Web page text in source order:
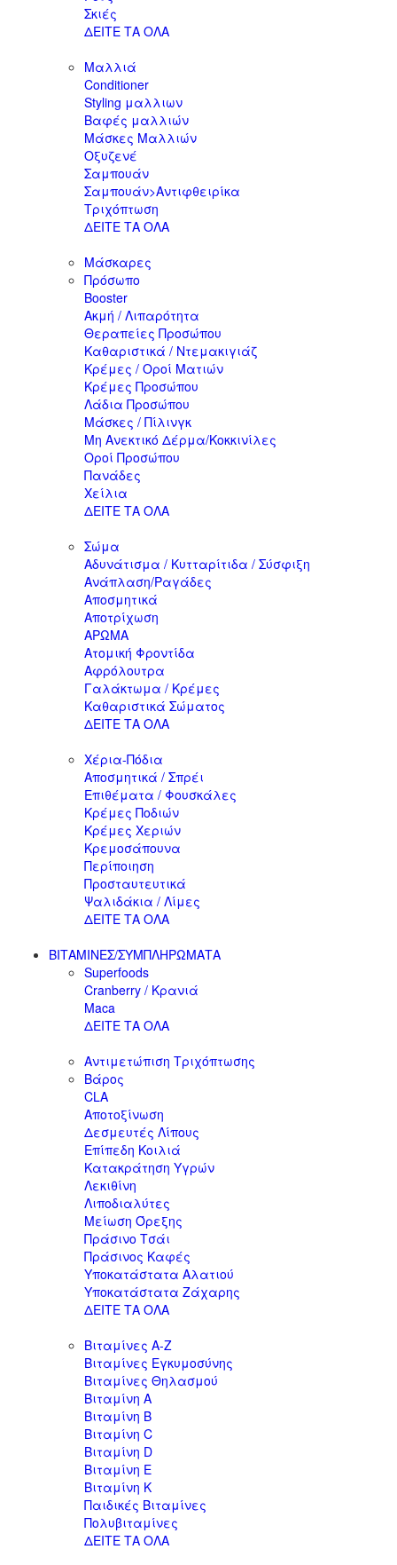
Σκιές
ΔΕΙΤΕ ΤΑ ΟΛΑ
Μαλλιά
Conditioner
Styling μαλλιων
Βαφές μαλλιών
Μάσκες Μαλλιών
Οξυζενέ
Σαμπουάν
Σαμπουάν>Αντιφθειρίκα
Τριχόπτωση
ΔΕΙΤΕ ΤΑ ΟΛΑ
Μάσκαρες
Πρόσωπο
Booster
Ακμή / Λιπαρότητα
Θεραπείες Προσώπου
Καθαριστικά / Ντεμακιγιάζ
Κρέμες / Οροί Ματιών
Κρέμες Προσώπου
Λάδια Προσώπου
Μάσκες / Πίλινγκ
Μη Ανεκτικό Δέρμα/Κοκκινίλες
Οροί Προσώπου
Πανάδες
Χείλια
ΔΕΙΤΕ ΤΑ ΟΛΑ
Σώμα
Αδυνάτισμα / Κυτταρίτιδα / Σύσφιξη
Ανάπλαση/Ραγάδες
Αποσμητικά
Αποτρίχωση
ΑΡΩΜΑ
Ατομική Φροντίδα
Αφρόλουτρα
Γαλάκτωμα / Κρέμες
Καθαριστικά Σώματος
ΔΕΙΤΕ ΤΑ ΟΛΑ
Χέρια-Πόδια
Αποσμητικά / Σπρέι
Επιθέματα / Φουσκάλες
Κρέμες Ποδιών
Κρέμες Χεριών
Κρεμοσάπουνα
Περίποιηση
Προσταυτευτικά
Ψαλιδάκια / Λίμες
ΔΕΙΤΕ ΤΑ ΟΛΑ
ΒΙΤΑΜΙΝΕΣ/ΣΥΜΠΛΗΡΩΜΑΤΑ
Superfoods
Cranberry / Κρανιά
Maca
ΔΕΙΤΕ ΤΑ ΟΛΑ
Αντιμετώπιση Τριχόπτωσης
Βάρος
CLA
Αποτοξίνωση
Δεσμευτές Λίπους
Επίπεδη Κοιλιά
Κατακράτηση Υγρών
Λεκιθίνη
Λιποδιαλύτες
Μείωση Όρεξης
Πράσινο Τσάι
Πράσινος Καφές
Υποκατάστατα Αλατιού
Υποκατάστατα Ζάχαρης
ΔΕΙΤΕ ΤΑ ΟΛΑ
Βιταμίνες Α-Ζ
Βιταμίνες Εγκυμοσύνης
Βιταμίνες Θηλασμού
Βιταμίνη A
Βιταμίνη B
Βιταμίνη C
Βιταμίνη D
Βιταμίνη E
Βιταμίνη K
Παιδικές Βιταμίνες
Πολυβιταμίνες
ΔΕΙΤΕ ΤΑ ΟΛΑ